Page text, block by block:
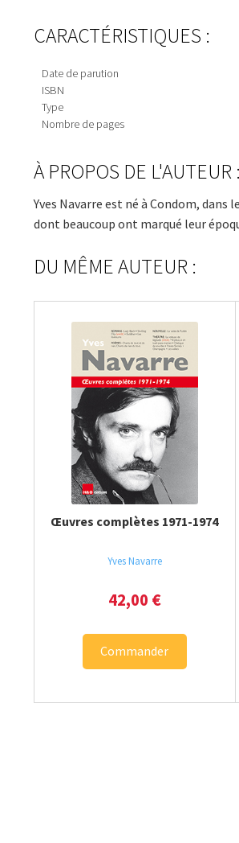
CARACTÉRISTIQUES :
Date de parution
ISBN
Type
Nombre de pages
À PROPOS DE L'AUTEUR :
Yves Navarre est né à Condom,
dont beaucoup ont marqué leur
DU MÊME AUTEUR :
Œuvres complètes 1971-1974
Yves Navarre
42,00 €
Commander